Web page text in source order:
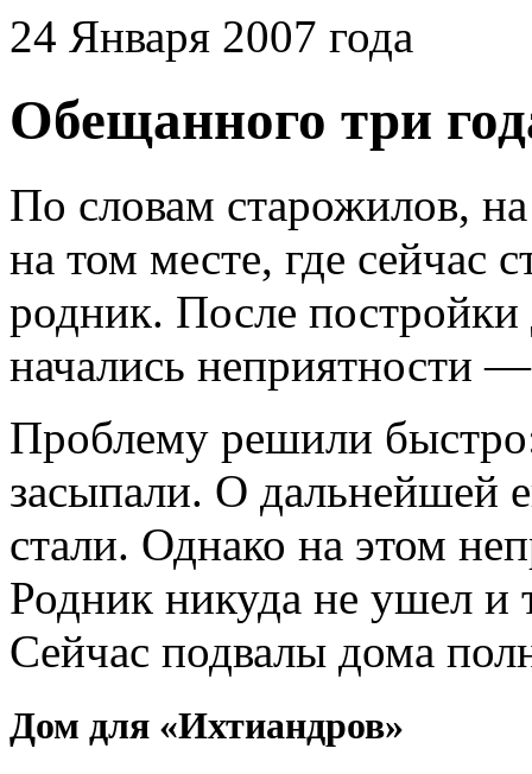
24 Января 2007 года
Обещанного три
По словам старожилов,
на том месте, где
родник. После постройки
начались неприятности
Проблему решили
засыпали. О дальнейшей
стали. Однако на этом
Родник никуда не ушел и
Сейчас подвалы дома
Дом для «Ихтиандров»